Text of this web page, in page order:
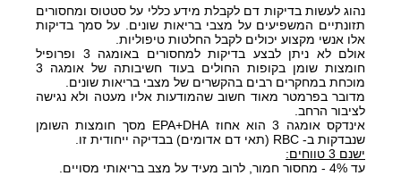
נהוג לעשות בדיקות דם לקבלת מידע כללי על סטטוס ומחסורים
תזונתיים המשפיעים על מצבי בריאות שונים. על סמך בדיקות
אלו אנשי מקצוע יכולים לקבל החלטות טיפוליות.
אולם לא ניתן לבצע בדיקות למחסורים באומגה 3 ופרופיל
חומצות שומן בקופות החולים בעוד
חשיבותה של אומגה 3
מוכחת במחקרים רבים בהקשרים של מצבי בריאות שונים.
מדובר בפרמטר מאוד חשוב שהמודעות אליו מעטה ולא נגישה
לציבור הרחב.
אינדקס אומגה 3 הוא אחוז EPA+DHA מסך חומצות השומן
שנבדקות ב- RBC (תאי דם אדומים) בבדיקה ייחודית זו.
ישנם 3 טווחים:
עד 4% - מחסור חמור, לרוב מעיד על מצב בריאותי מסויים.